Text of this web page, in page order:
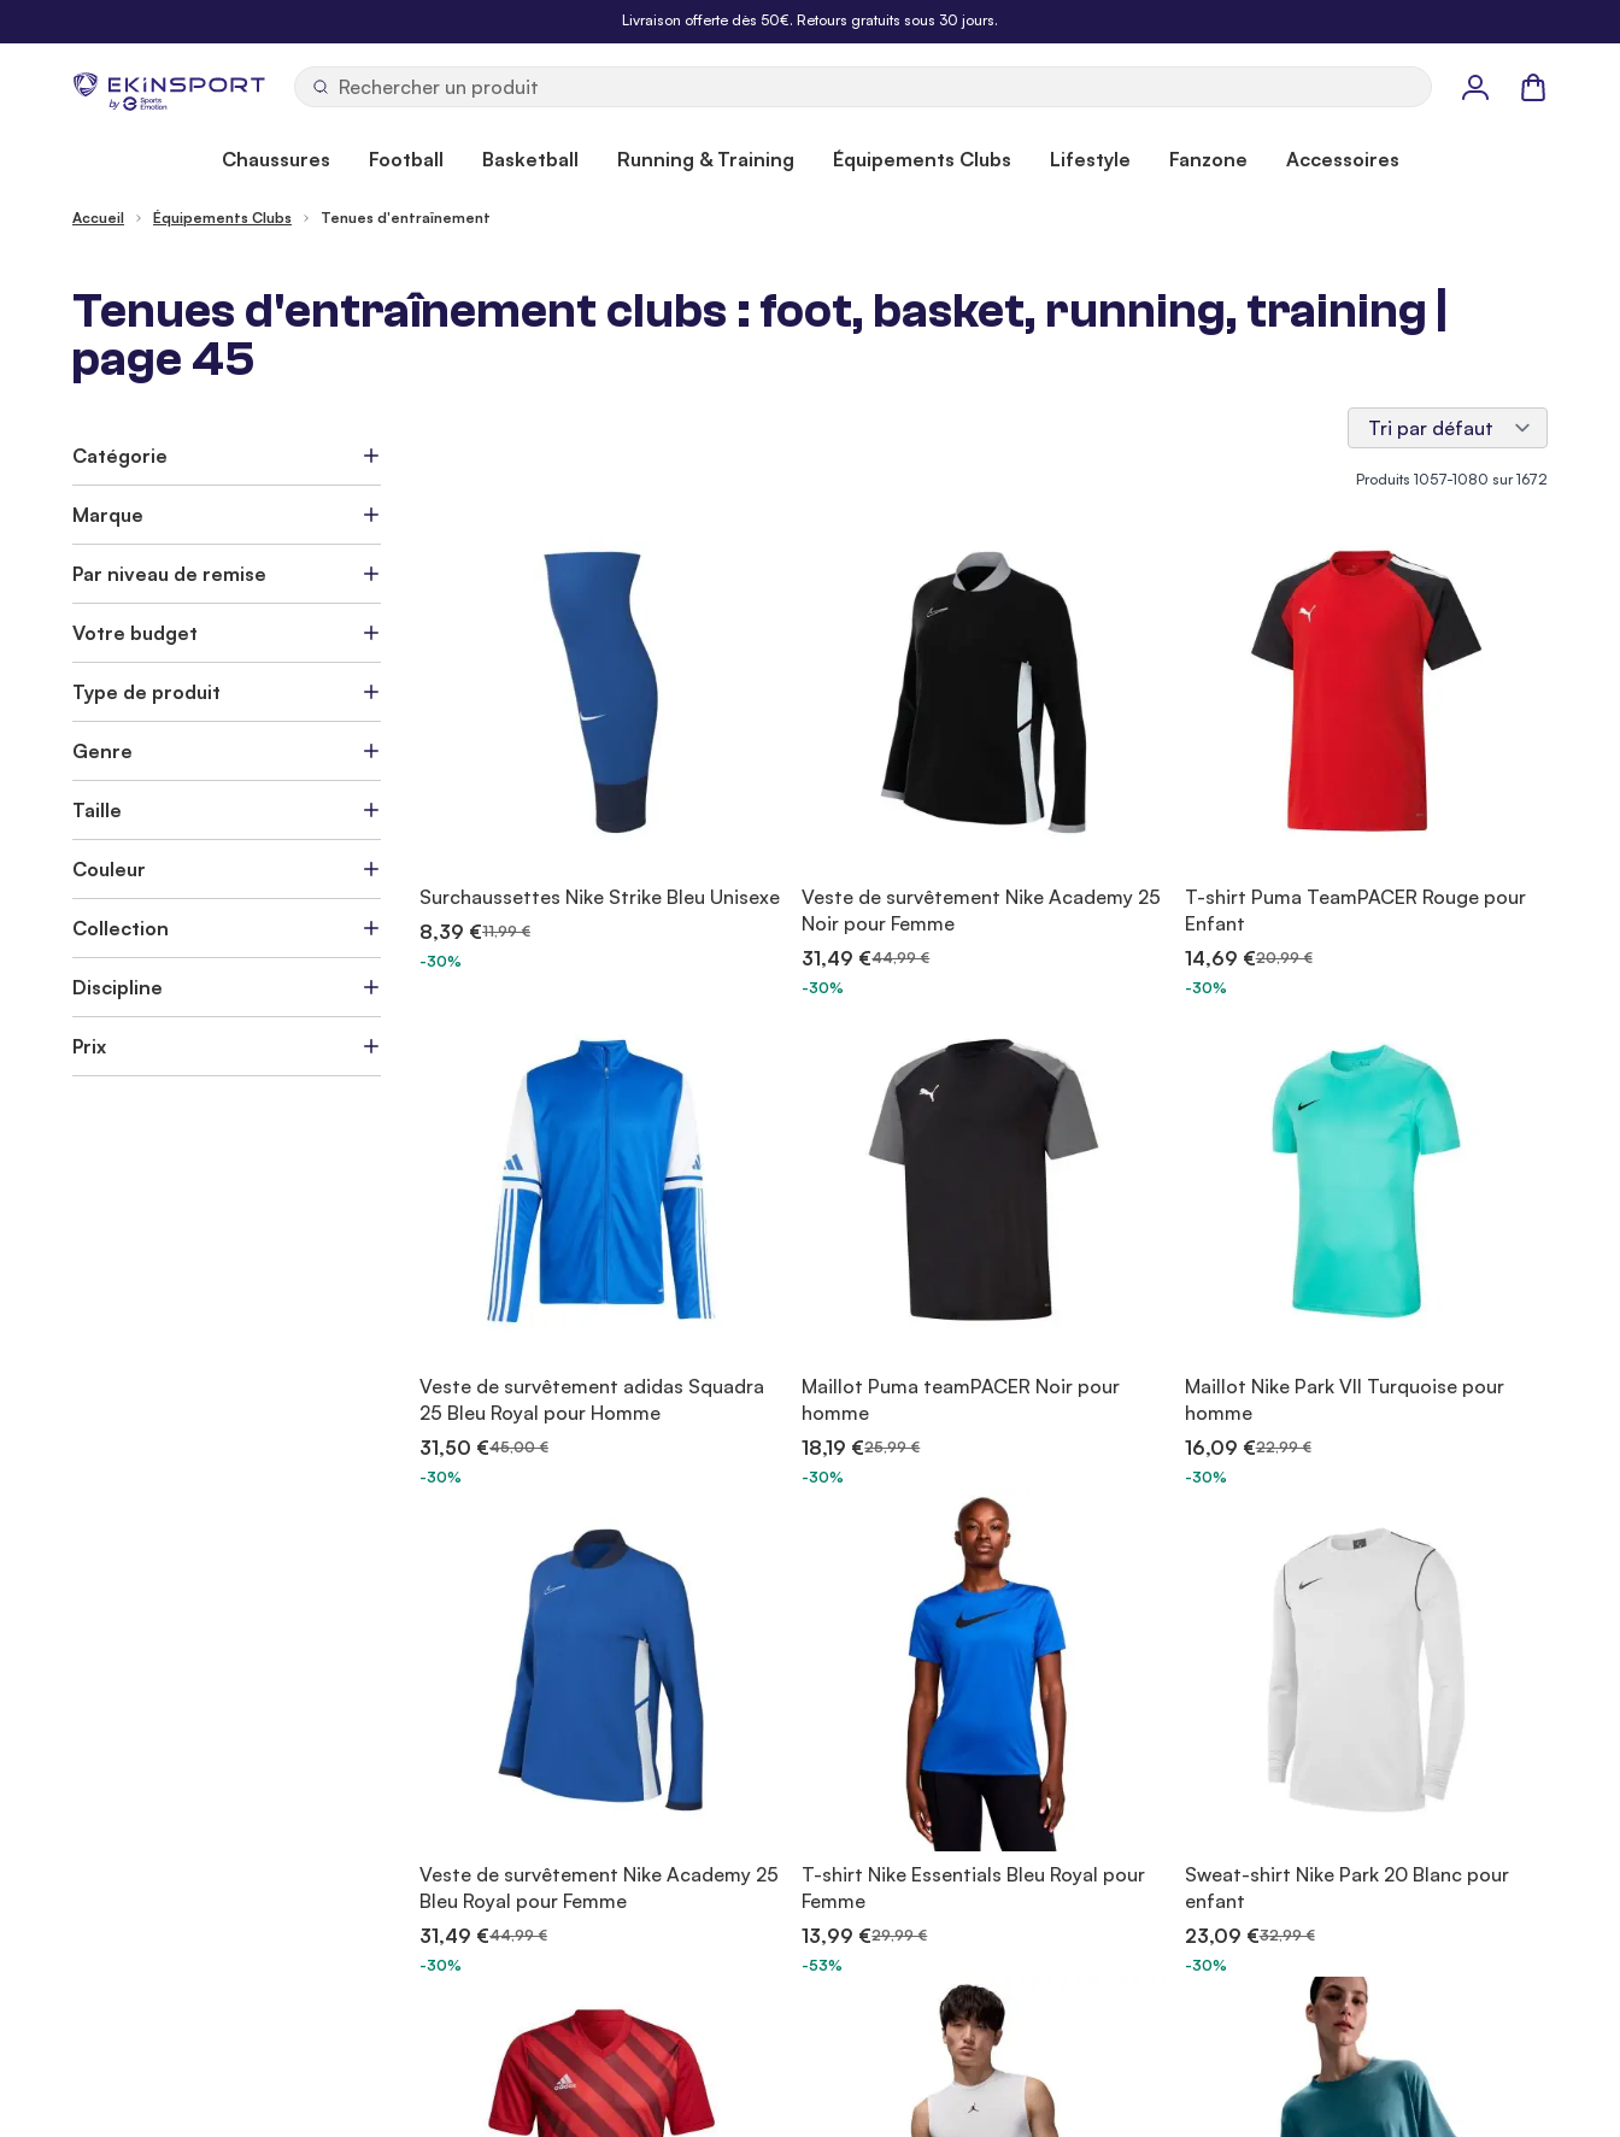
Livraison offerte dès 50€. Retours gratuits sous 30 jours.
by
Panier
Chaussures Football Basketball Running & Training Équipements Clubs Lifestyle Fanzone Accessoires
Accueil Équipements Clubs Tenues d'entraînement
Tenues d'entraînement clubs : foot, basket, running, training |
page 45
Produits 1057-1080 sur1672
Surchaussettes Nike Strike Bleu Unisexe
8,39 €11,99 €
-30%
Veste de survêtement Nike Academy 25
Noir pour Femme
31,49 €44,99 €
-30%
T-shirt Puma TeamPACER Rouge pour
Enfant
14,69 €20,99 €
-30%
Veste de survêtement adidas Squadra
25 Bleu Royal pour Homme
31,50 €45,00 €
-30%
Maillot Puma teamPACER Noir pour
homme
18,19 €25,99 €
-30%
Maillot Nike Park VII Turquoise pour
homme
16,09 €22,99 €
-30%
Veste de survêtement Nike Academy 25
Bleu Royal pour Femme
31,49 €44,99 €
-30%
T-shirt Nike Essentials Bleu Royal pour
Femme
13,99 €29,99 €
-53%
Sweat-shirt Nike Park 20 Blanc pour
enfant
23,09 €32,99 €
-30%
Catégorie
Marque
Par niveau de remise
Votre budget
Type de produit
Genre
Taille
Couleur
Collection
Discipline
Prix